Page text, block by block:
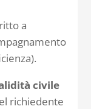
a
civile
richiedente